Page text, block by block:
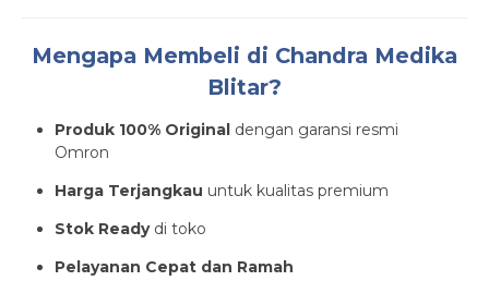
Mengapa Membeli di Chandra Medika
Blitar?
Produk 100% Original dengan garansi resmi
Omron
Harga Terjangkau untuk kualitas premium
Stok Readydi toko
Pelayanan Cepat dan Ramah